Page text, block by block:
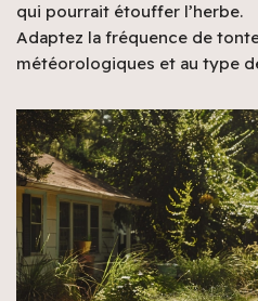
qui pourrait étouffer l’herbe.
Adaptez la fréquence de
météorologiques et au type